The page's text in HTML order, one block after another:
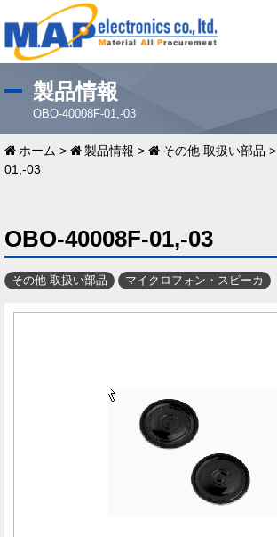
製品情報
OBO-40008F-01,-03
ホーム > 製品情報 > その他 取扱い部品 >
01,-03
OBO-40008F-01,-03
その他 取扱い部品 マイクロフォン・スピーカ